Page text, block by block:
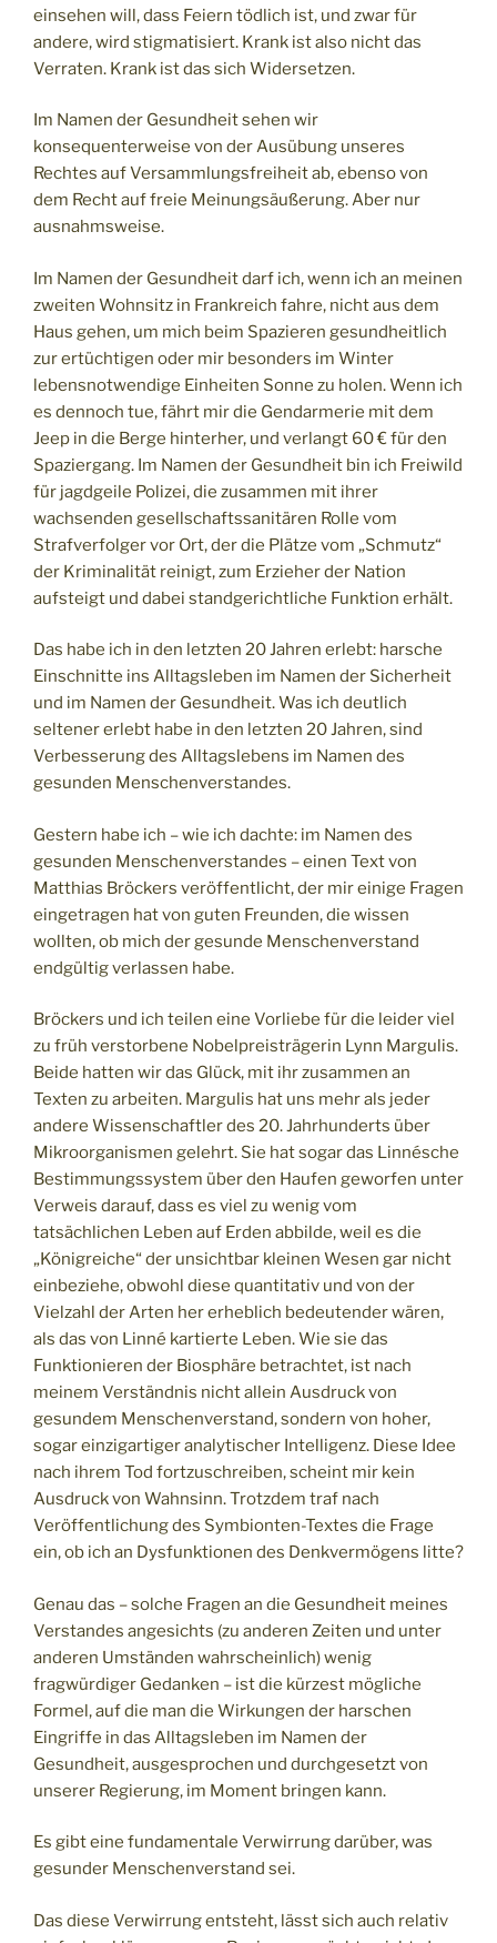
einsehen will, dass Feiern tödlich ist, und zwar für
andere, wird stigmatisiert. Krank ist also nicht das
Verraten. Krank ist das sich Widersetzen.
Im Namen der Gesundheit sehen wir
konsequenterweise von der Ausübung unseres
Rechtes auf Versammlungsfreiheit ab, ebenso von
dem Recht auf freie Meinungsäußerung. Aber nur
ausnahmsweise.
Im Namen der Gesundheit darf ich, wenn ich an meinen
zweiten Wohnsitz in Frankreich fahre, nicht aus dem
Haus gehen, um mich beim Spazieren gesundheitlich
zur ertüchtigen oder mir besonders im Winter
lebensnotwendige Einheiten Sonne zu holen. Wenn ich
es dennoch tue, fährt mir die Gendarmerie mit dem
Jeep in die Berge hinterher, und verlangt 60 € für den
Spaziergang. Im Namen der Gesundheit bin ich Freiwild
für jagdgeile Polizei, die zusammen mit ihrer
wachsenden gesellschaftssanitären Rolle vom
Strafverfolger vor Ort, der die Plätze vom „Schmutz“
der Kriminalität reinigt, zum Erzieher der Nation
aufsteigt und dabei standgerichtliche Funktion erhält.
Das habe ich in den letzten 20 Jahren erlebt: harsche
Einschnitte ins Alltagsleben im Namen der Sicherheit
und im Namen der Gesundheit. Was ich deutlich
seltener erlebt habe in den letzten 20 Jahren, sind
Verbesserung des Alltagslebens im Namen des
gesunden Menschenverstandes.
Gestern habe ich – wie ich dachte: im Namen des
gesunden Menschenverstandes – einen Text von
Matthias Bröckers veröffentlicht, der mir einige Fragen
eingetragen hat von guten Freunden, die wissen
wollten, ob mich der gesunde Menschenverstand
endgültig verlassen habe.
Bröckers und ich teilen eine Vorliebe für die leider viel
zu früh verstorbene Nobelpreisträgerin Lynn Margulis.
Beide hatten wir das Glück, mit ihr zusammen an
Texten zu arbeiten. Margulis hat uns mehr als jeder
andere Wissenschaftler des 20. Jahrhunderts über
Mikroorganismen gelehrt. Sie hat sogar das Linnésche
Bestimmungssystem über den Haufen geworfen unter
Verweis darauf, dass es viel zu wenig vom
tatsächlichen Leben auf Erden abbilde, weil es die
„Königreiche“ der unsichtbar kleinen Wesen gar nicht
einbeziehe, obwohl diese quantitativ und von der
Vielzahl der Arten her erheblich bedeutender wären,
als das von Linné kartierte Leben. Wie sie das
Funktionieren der Biosphäre betrachtet, ist nach
meinem Verständnis nicht allein Ausdruck von
gesundem Menschenverstand, sondern von hoher,
sogar einzigartiger analytischer Intelligenz. Diese Idee
nach ihrem Tod fortzuschreiben, scheint mir kein
Ausdruck von Wahnsinn. Trotzdem traf nach
Veröffentlichung des Symbionten-Textes die Frage
ein, ob ich an Dysfunktionen des Denkvermögens litte?
Genau das – solche Fragen an die Gesundheit meines
Verstandes angesichts (zu anderen Zeiten und unter
anderen Umständen wahrscheinlich) wenig
fragwürdiger Gedanken – ist die kürzest mögliche
Formel, auf die man die Wirkungen der harschen
Eingriffe in das Alltagsleben im Namen der
Gesundheit, ausgesprochen und durchgesetzt von
unserer Regierung, im Moment bringen kann.
Es gibt eine fundamentale Verwirrung darüber, was
gesunder Menschenverstand sei.
Das diese Verwirrung entsteht, lässt sich auch relativ